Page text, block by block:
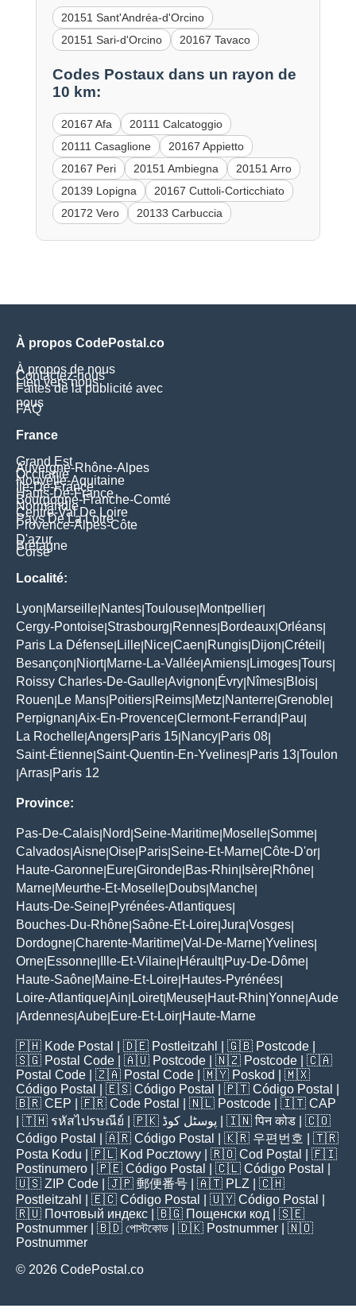
20151 Sant'Andréa-d'Orcino
20151 Sari-d'Orcino
20167 Tavaco
Codes Postaux dans un rayon de
10 km:
20167 Afa
20111 Calcatoggio
20111 Casaglione
20167 Appietto
20167 Peri
20151 Ambiegna
20151 Arro
20139 Lopigna
20167 Cuttoli-Corticchiato
20172 Vero
20133 Carbuccia
À propos CodePostal.co
À propos de nous
Contactez-nous
Lien vers nous
Faites de la publicité avec
nous
FAQ
France
Grand Est
Auvergne-Rhône-Alpes
Occitanie
Nouvelle-Aquitaine
Île-De-France
Hauts-De-France
Bourgogne-Franche-Comté
Normandie
Centre-Val De Loire
Pays De La Loire
Provence-Alpes-Côte
D'azur
Bretagne
Corse
Localité:
Lyon Marseille Nantes Toulouse Montpellier
Cergy-Pontoise Strasbourg Rennes Bordeaux Orléans
Paris La Défense Lille Nice Caen Rungis Dijon Créteil
Besançon Niort| Marne-La-Vallée Amiens Limoges Tours
Roissy Charles-De-Gaulle Avignon Évry Nîmes Blois
Rouen Le Mans Poitiers Reims Metz Nanterre Grenoble
Perpignan Aix-En-Provence Clermont-Ferrand Pau
La Rochelle Angers Paris 15 Nancy Paris 08
Saint-Étienne Saint-Quentin-En-Yvelines Paris 13 Toulon
Arras Paris 12
Province:
Pas-De-Calais Nord Seine-Maritime Moselle Somme
Calvados Aisne Oise Paris Seine-Et-Marne Côte-D'or
Haute-Garonne Eure Gironde Bas-Rhin Isère Rhône
Marne Meurthe-Et-Moselle Doubs Manche
Hauts-De-Seine Pyrénées-Atlantiques
Bouches-Du-Rhône Saône-Et-Loire Jura Vosges
Dordogne Charente-Maritime Val-De-Marne Yvelines
Orne Essonne Ille-Et-Vilaine Hérault| Puy-De-Dôme
Haute-Saône Maine-Et-Loire Hautes-Pyrénées
Loire-Atlantique Ain Loiret| Meuse Haut-Rhin Yonne Aude
Ardennes Aube Eure-Et-Loir Haute-Marne
🇵🇭 Kode Postal | 🇩🇪 Postleitzahl | 🇬🇧 Postcode
🇸🇬 Postal Code | 🇦🇺 Postcode | 🇳🇿 Postcode | 🇨🇦
Postal Code | 🇿🇦 Postal Code | 🇲🇾 Poskod
| 🇲🇽
Código Postal
| 🇪🇸 Código Postal | 🇵🇹 Código Postal
🇧🇷 CEP | 🇫🇷 Code Postal | 🇳🇱 Postcode | 🇮🇹 CAP
| 🇹🇭 รหัสไปรษณีย์ | 🇵🇰 پوسٹل کوڈ | 🇮🇳पिन कोड | 🇨🇴
Código Postal
| 🇦🇷 Código Postal | 🇰🇷 우편번호
| 🇹🇷
Posta Kodu | 🇵🇱 Kod Pocztowy | 🇷🇴 Cod Poștal
| 🇫🇮
Postinumero | 🇵🇪 Código Postal | 🇨🇱 Código Postal
🇺🇸 ZIP Code | 🇯🇵 郵便番号 | 🇦🇹 PLZ | 🇨🇭
Postleitzahl
| 🇪🇨 Código Postal | 🇺🇾 Código Postal
🇷🇺 Почтовый индекс | 🇧🇬 Пощенски код | 🇸🇪
Postnummer | 🇧🇩 পোস্টকোড | 🇩🇰 Postnummer | 🇳🇴
Postnummer
© 2026 CodePostal.co